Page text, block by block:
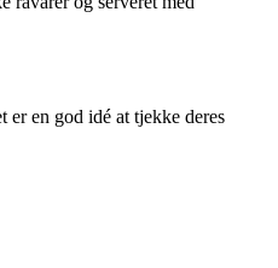
en god idé at tjekke deres